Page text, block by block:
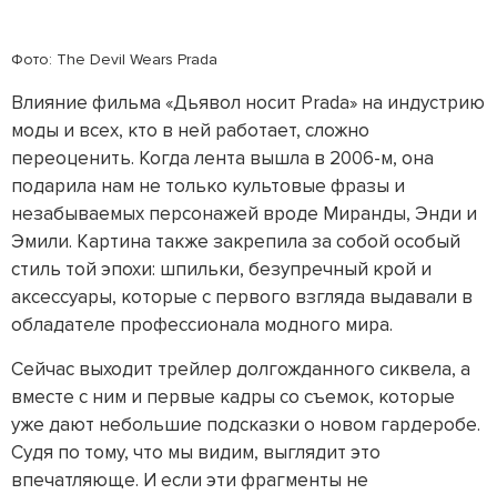
Фото: The Devil Wears Prada
Влияние фильма «Дьявол носит Prada» на индустрию
моды и всех, кто в ней работает, сложно
переоценить. Когда лента вышла в 2006-м, она
подарила нам не только культовые фразы и
незабываемых персонажей вроде Миранды, Энди и
Эмили. Картина также закрепила за собой особый
стиль той эпохи: шпильки, безупречный крой и
аксессуары, которые с первого взгляда выдавали в
обладателе профессионала модного мира.
Сейчас выходит трейлер долгожданного сиквела, а
вместе с ним и первые кадры со съемок, которые
уже дают небольшие подсказки о новом гардеробе.
Судя по тому, что мы видим, выглядит это
впечатляюще. И если эти фрагменты не